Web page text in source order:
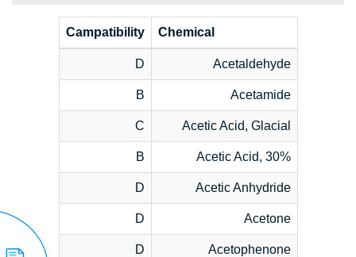
Chemical
Campatibility
Acetaldehyde
D
Acetamide
B
Acetic Acid, Glacial
C
Acetic Acid, 30%
B
Acetic Anhydride
D
Acetone
D
Acetophenone
D